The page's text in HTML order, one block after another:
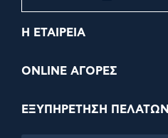
Η ΕΤΑΙΡΕΙΑ
ONLINE ΑΓΟΡΕΣ
ΕΞΥΠΗΡΕΤΗΣΗ ΠΕΛΑΤΩΝ